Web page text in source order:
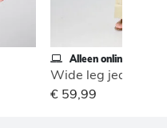
Alleen online
€ 59,99